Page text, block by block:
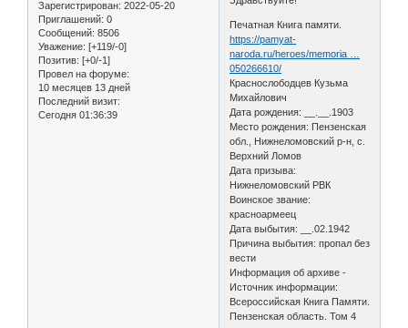
Зарегистрирован: 2022-05-20
Приглашений: 0
Сообщений: 8506
Уважение: [+119/-0]
Позитив: [+0/-1]
Провел на форуме:
10 месяцев 13 дней
Последний визит:
Сегодня 01:36:39
Печатная Книга памяти.
https://pamyat-
naroda.ru/heroes/memoria …
050266610/
Краснослободцев Кузьма
Михайлович
Дата рождения: __.__.1903
Место рождения: Пензенская
обл., Нижнеломовский р-н, с.
Верхний Ломов
Дата призыва:
Нижнеломовский РВК
Воинское звание:
красноармеец
Дата выбытия: __.02.1942
Причина выбытия: пропал без
вести
Информация об архиве -
Источник информации:
Всероссийская Книга Памяти.
Пензенская область. Том 4